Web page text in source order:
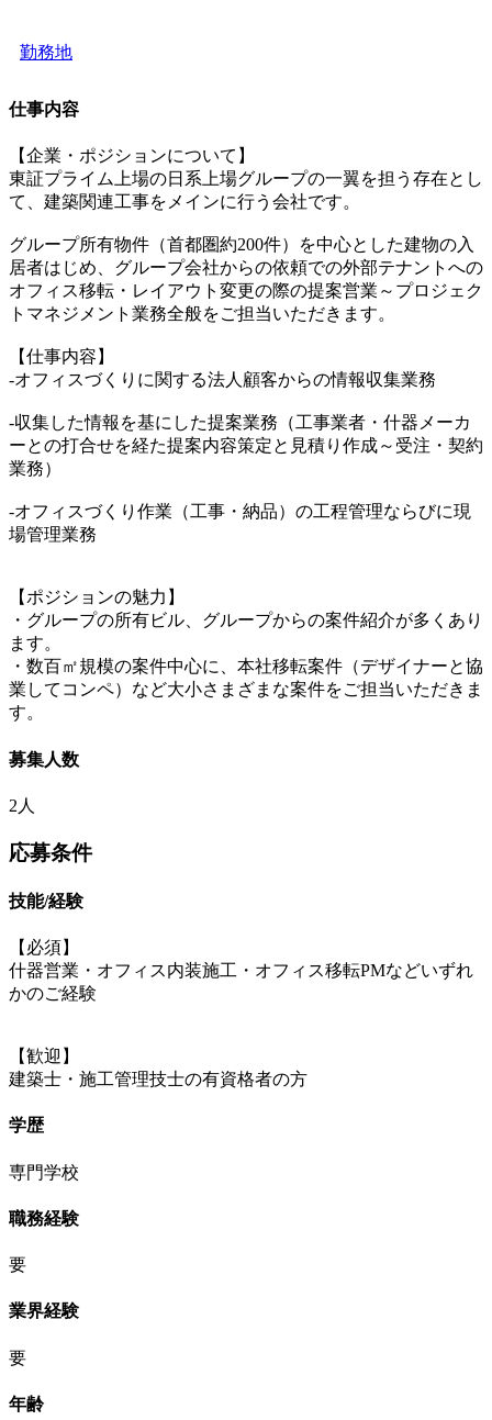
勤務地
仕事内容
【企業・ポジションについて】
東証プライム上場の日系上場グループの一翼を担う存在とし
て、建築関連工事をメインに行う会社です。
グループ所有物件（首都圏約200件）を中心とした建物の入
居者はじめ、グループ会社からの依頼での外部テナントへの
オフィス移転・レイアウト変更の際の提案営業～プロジェク
トマネジメント業務全般をご担当いただきます。
【仕事内容】
-オフィスづくりに関する法人顧客からの情報収集業務
-収集した情報を基にした提案業務（工事業者・什器メーカ
ーとの打合せを経た提案内容策定と見積り作成～受注・契約
業務）
-オフィスづくり作業（工事・納品）の工程管理ならびに現
場管理業務
【ポジションの魅力】
・グループの所有ビル、グループからの案件紹介が多くあり
ます。
・数百㎡規模の案件中心に、本社移転案件（デザイナーと協
業してコンペ）など大小さまざまな案件をご担当いただきま
す。
募集人数
2人
応募条件
技能/経験
【必須】
什器営業・オフィス内装施工・オフィス移転PMなどいずれ
かのご経験
【歓迎】
建築士・施工管理技士の有資格者の方
学歴
専門学校
職務経験
要
業界経験
要
年齢